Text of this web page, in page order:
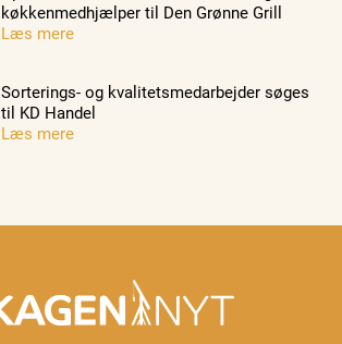
køkkenmedhjælper til Den Grønne Grill
Læs mere
Sorterings- og kvalitetsmedarbejder søges
til KD Handel
Læs mere